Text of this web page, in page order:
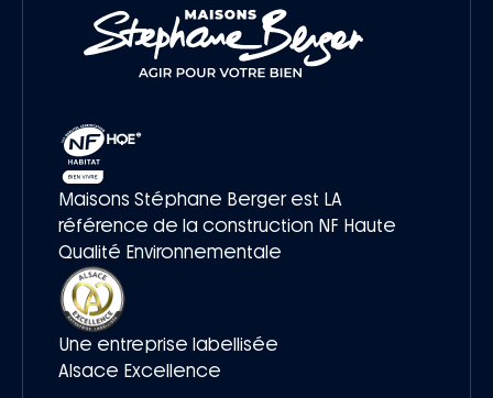
Maisons Stéphane Berger est LA
référence de la construction NF Haute
Qualité Environnementale
Une entreprise labellisée
Alsace Excellence